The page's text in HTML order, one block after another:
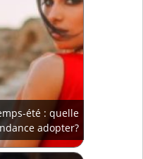
été : quelle
adopter?